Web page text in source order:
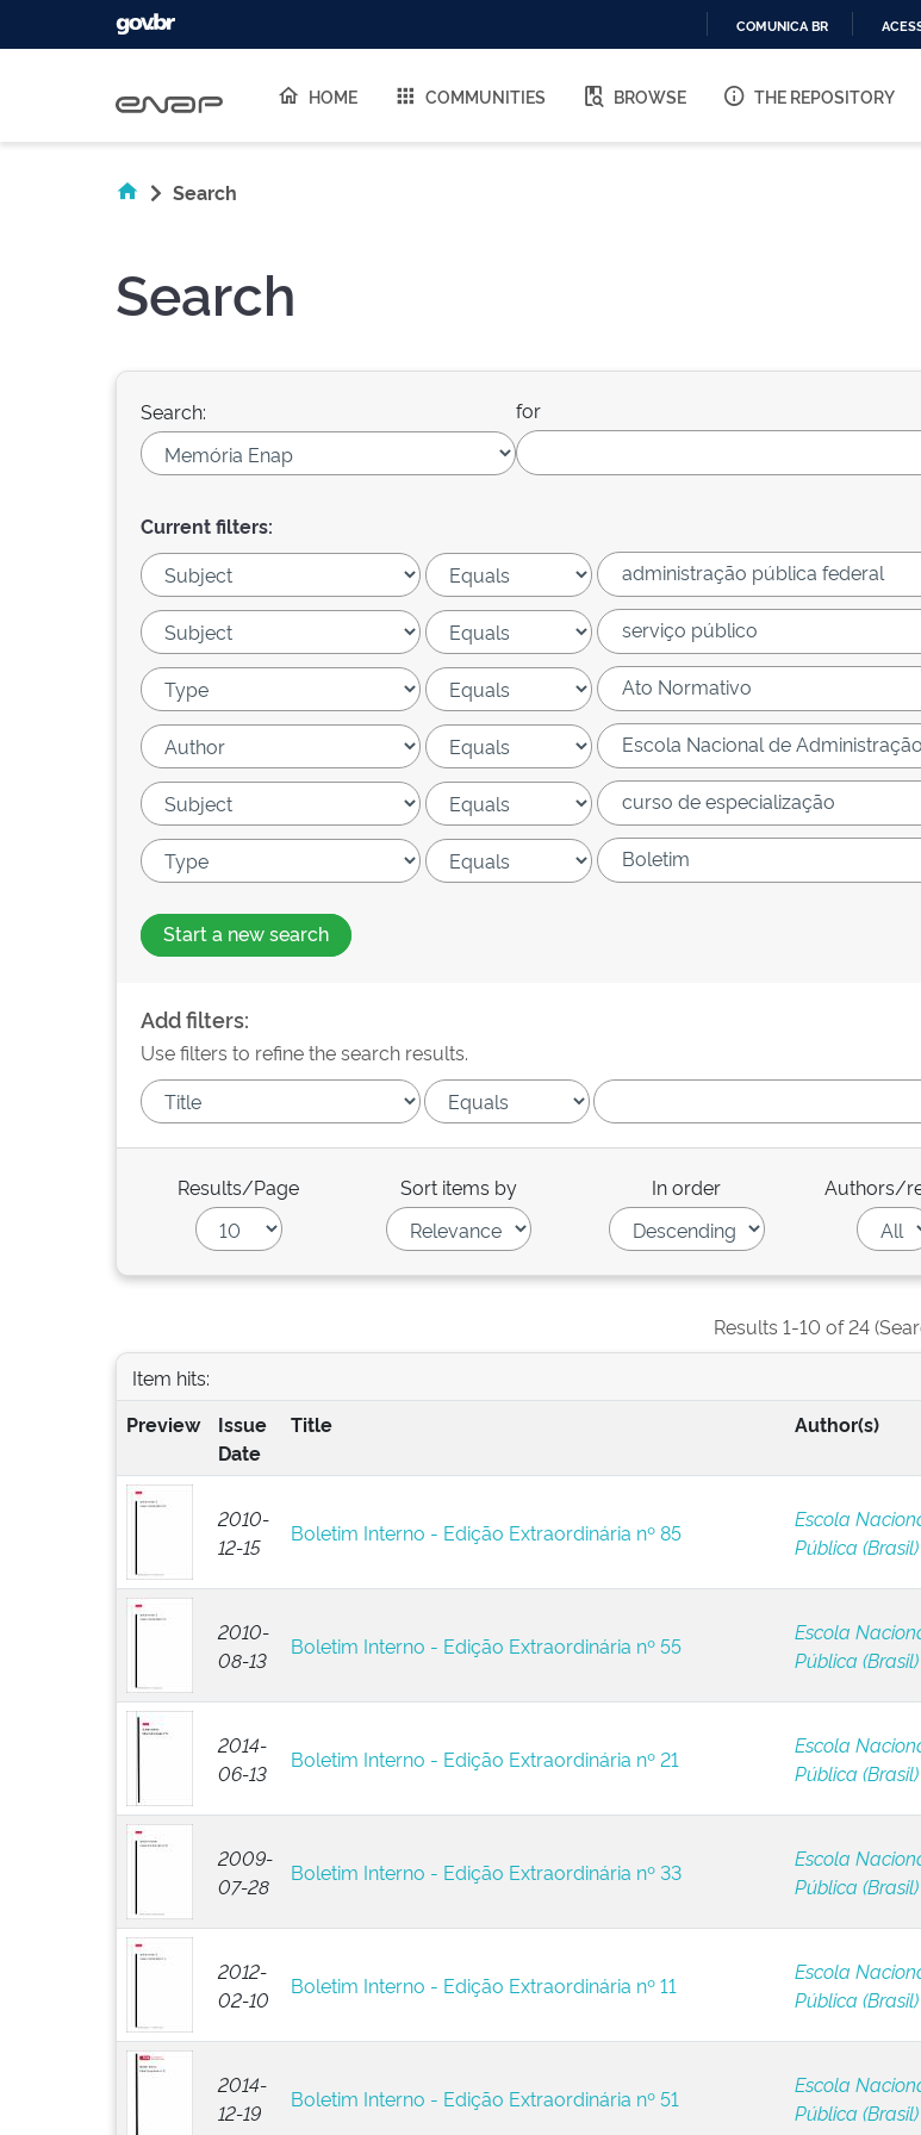
O
COMUNICA BR
HOME COMMUNITIES BROWSE THE REPOSITORY
Search
Search
Search: for
Current filters:
Start a new search
Add filters:
Use filters to refine the search results.
Results/Page Sort items by In order Authors/
Results 1-10 of 24
Item hits:
Preview
Issue
Date
Title Author(s)
2010-
12-15
Boletim Interno - Edição Extraordinária nº 85
Escola
Pública (Brasil)
2010-
08-13
Boletim Interno - Edição Extraordinária nº 55
Escola
Pública (Brasil)
2014-
06-13
Boletim Interno - Edição Extraordinária nº 21
Escola
Pública (Brasil)
2009-
07-28
Boletim Interno - Edição Extraordinária nº 33
Escola
Pública (Brasil)
2012-
02-10
Boletim Interno - Edição Extraordinária nº 11
Escola
Pública (Brasil)
2014-
12-19
Boletim Interno - Edição Extraordinária nº 51
Escola
Pública (Brasil)